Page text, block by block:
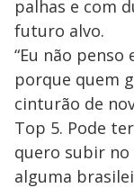
palhas e com
futuro alvo.
“Eu não
porque quem
cinturão de
Top 5. Pode
quero subir
alguma